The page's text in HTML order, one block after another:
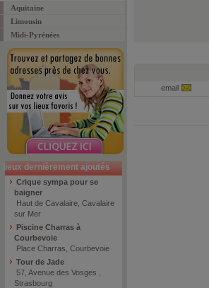
Aquitaine
Limousin
Midi-Pyrénées
lieux dernièrement ajoutés
Crique sympa pour se
baigner
Haut de Cavalaire, Cavalaire
sur Mer
Piscine Charras à
Courbevoie
Place Charras, Courbevoie
Tour de Jade
57, Avenue des Vosges ,
Strasbourg
email